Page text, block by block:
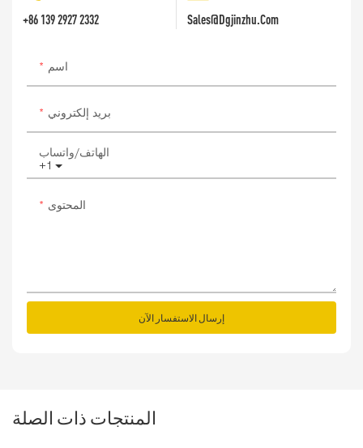
+86 139 2927 2332 Sales@dgjinzhu.com
اسم
بريد إلكتروني
+1
الهاتف/واتساب
المحتوى
إرسال الاستفسار الآن
المنتجات ذات الصلة